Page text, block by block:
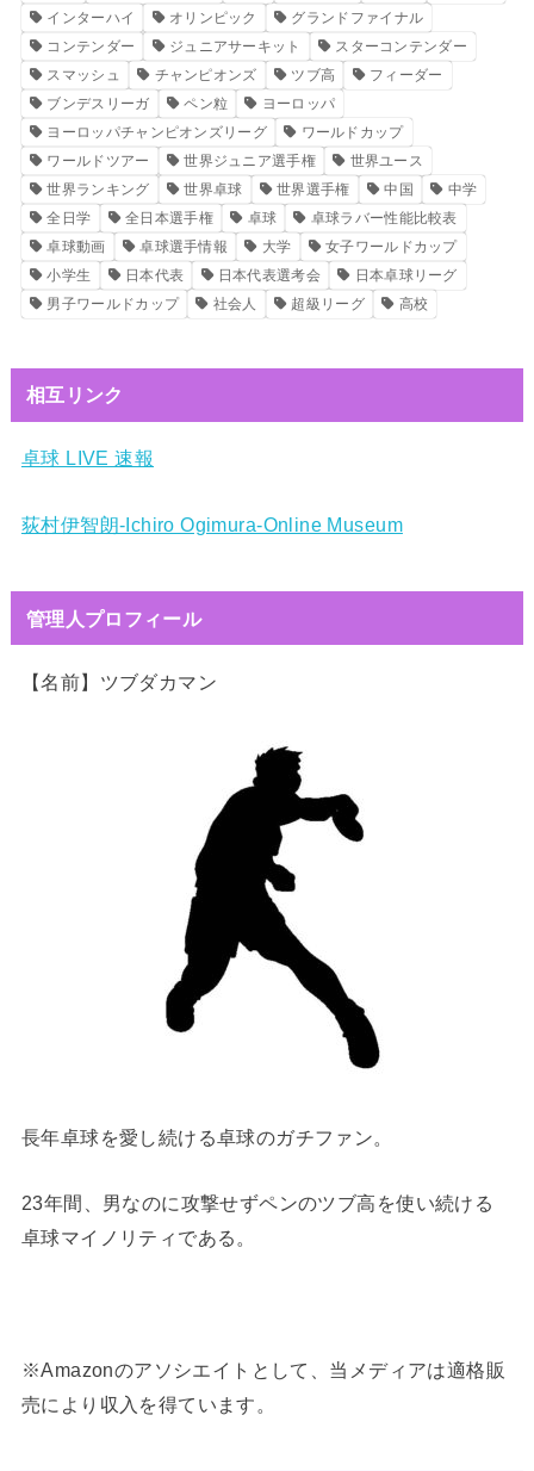
インターハイ
オリンピック
グランドファイナル
コンテンダー
ジュニアサーキット
スターコンテンダー
スマッシュ
チャンピオンズ ツブ高
フィーダー
ブンデスリーガ
ペン粒
ヨーロッパ
ヨーロッパチャンピオンズリーグ
ワールドカップ
ワールドツアー
世界ジュニア選手権
世界ユース
世界ランキング
世界卓球 世界選手権 中国
中学
全日学
全日本選手権 卓球
卓球ラバー性能比較表
卓球動画
卓球選手情報 大学
女子ワールドカップ
小学生
日本代表 日本代表選考会
日本卓球リーグ
男子ワールドカップ
社会人 超級リーグ 高校
相互リンク
卓球 LIVE 速報
荻村伊智朗-Ichiro Ogimura-Online Museum
管理人プロフィール
【名前】ツブダカマン
長年卓球を愛し続ける卓球のガチファン。
23年間、男なのに攻撃せずペンのツブ高を使い続ける
卓球マイノリティである。
※Amazonのアソシエイトとして、当メディアは適格販
売により収入を得ています。